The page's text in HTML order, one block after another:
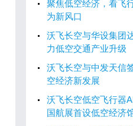
聚焦低空经济，看飞
为新风口
沃飞长空与华设集团
力低空交通产业升级
沃飞长空与中发天信
空经济新发展
沃飞长空低空飞行器
国航展首设低空经济